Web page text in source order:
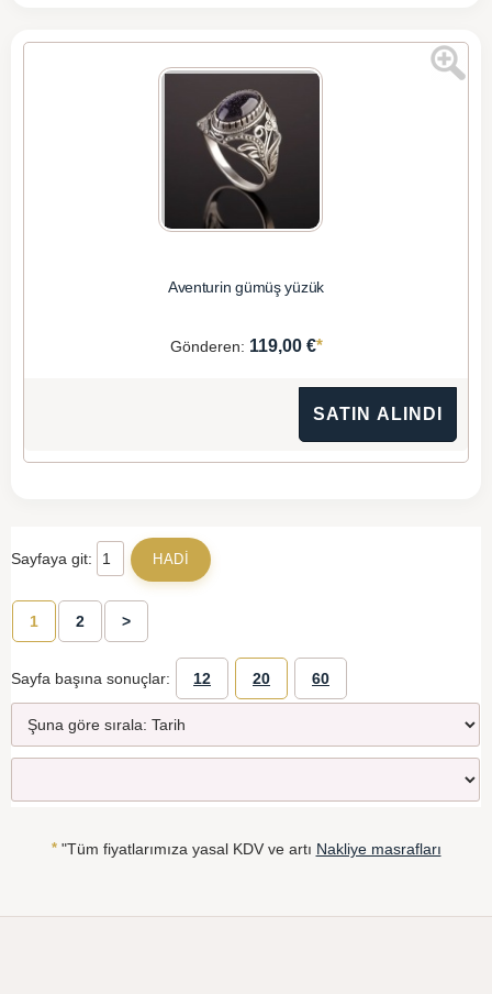
Aventurin gümüş yüzük
Gönderen: 119,00 €*
SATIN ALINDI
Sayfaya git:
1 2 >
Sayfa başına sonuçlar: 12 20 60
*"Tüm fiyatlarımıza yasal KDV ve artı Nakliye masrafları